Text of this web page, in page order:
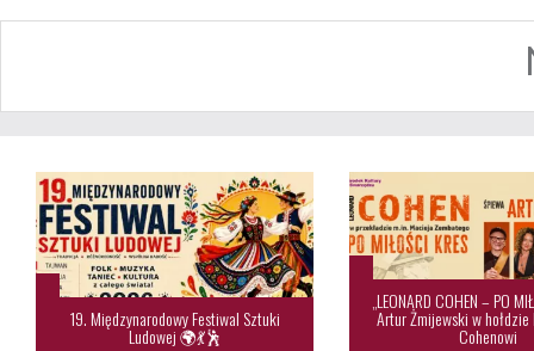
19. Międzynarodowy Festiwal Sztuki
Ludowej 🌍💃🕺
„LEONARD COHEN – PO
Artur Żmijewski w hołdzie
Cohenowi